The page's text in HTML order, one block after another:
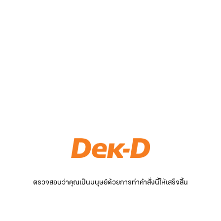
ตรวจสอบว่าคุณเป็นมนุษย์ด้วยการทำคำสั่งนี้ให้เสร็จสิ้น